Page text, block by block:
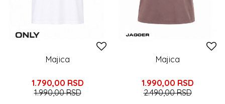
Majica
1.790,00 RSD
1.990,00RSD
Majica
1.990,00 RSD
2.490,00RSD